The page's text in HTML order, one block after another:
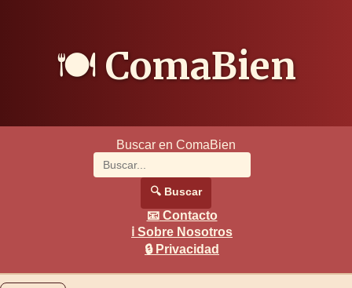
🍽️ ComaBien
Buscar en ComaBien
🔍 Buscar
📧Contacto
ℹ️ Sobre Nosotros
🔒Privacidad